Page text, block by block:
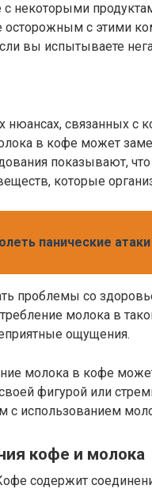
некоторыми
осторожным с этими
вы испытываете
нюансах, связанных с
в кофе может
показывают,
которые
панические атаки
проблемы со
молока в
ощущения.
молока в кофе
фигурой или
с использованием
кофе и молока
содержит